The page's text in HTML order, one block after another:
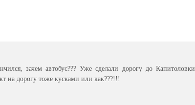
зачем автобус??? Уже сделали дорогу до Капитоловки
на дорогу тоже кусками или как???!!!